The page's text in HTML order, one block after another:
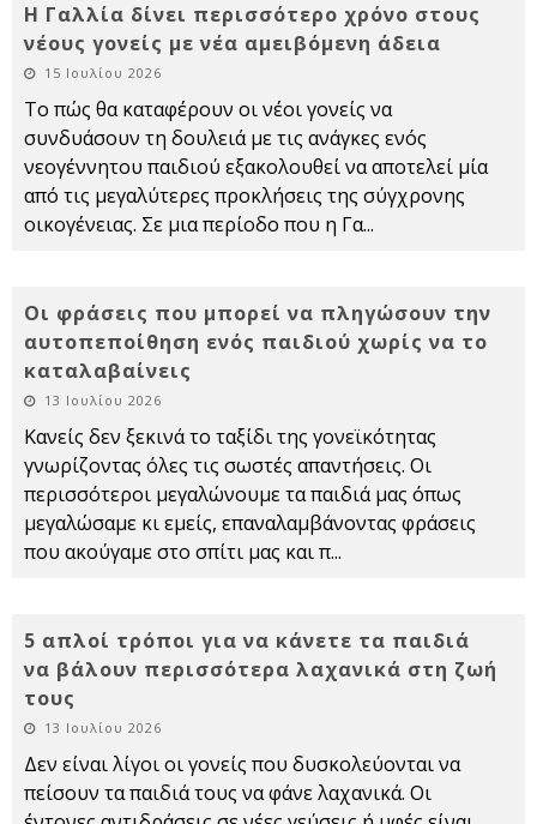
Η Γαλλία δίνει περισσότερο χρόνο στους
νέους γονείς με νέα αμειβόμενη άδεια
15 Ιουλίου 2026
Το πώς θα καταφέρουν οι νέοι γονείς να
συνδυάσουν τη δουλειά με τις ανάγκες ενός
νεογέννητου παιδιού εξακολουθεί να αποτελεί μία
από τις μεγαλύτερες προκλήσεις της σύγχρονης
οικογένειας. Σε μια περίοδο που η Γα...
Οι φράσεις που μπορεί να πληγώσουν την
αυτοπεποίθηση ενός παιδιού χωρίς να το
καταλαβαίνεις
13 Ιουλίου 2026
Κανείς δεν ξεκινά το ταξίδι της γονεϊκότητας
γνωρίζοντας όλες τις σωστές απαντήσεις. Οι
περισσότεροι μεγαλώνουμε τα παιδιά μας όπως
μεγαλώσαμε κι εμείς, επαναλαμβάνοντας φράσεις
που ακούγαμε στο σπίτι μας και π...
5 απλοί τρόποι για να κάνετε τα παιδιά
να βάλουν περισσότερα λαχανικά στη ζωή
τους
13 Ιουλίου 2026
Δεν είναι λίγοι οι γονείς που δυσκολεύονται να
πείσουν τα παιδιά τους να φάνε λαχανικά. Οι